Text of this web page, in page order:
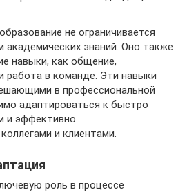
не ограничивается
академических знаний. Оно также
навыки, как общение,
работа в команде. Эти навыки
в профессиональной
адаптироваться к быстро
и эффективно
и клиентами.
роль в процессе